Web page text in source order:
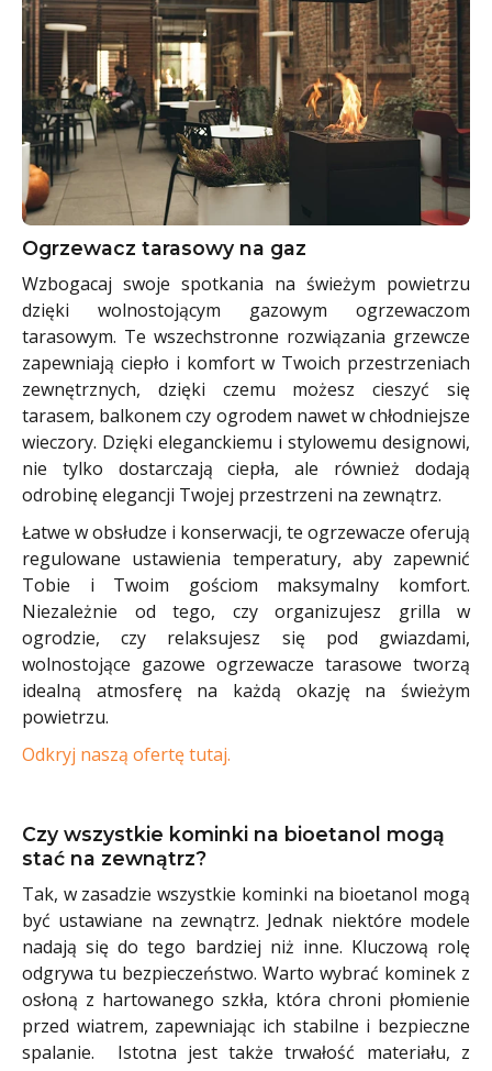
Ogrzewacz tarasowy na gaz
Wzbogacaj swoje spotkania na świeżym powietrzu
dzięki wolnostojącym gazowym ogrzewaczom
tarasowym. Te wszechstronne rozwiązania grzewcze
zapewniają ciepło i komfort w Twoich przestrzeniach
zewnętrznych, dzięki czemu możesz cieszyć się
tarasem, balkonem czy ogrodem nawet w chłodniejsze
wieczory. Dzięki eleganckiemu i stylowemu designowi,
nie tylko dostarczają ciepła, ale również dodają
odrobinę elegancji Twojej przestrzeni na zewnątrz.
Łatwe w obsłudze i konserwacji, te ogrzewacze oferują
regulowane ustawienia temperatury, aby zapewnić
Tobie i Twoim gościom maksymalny komfort.
Niezależnie od tego, czy organizujesz grilla w
ogrodzie, czy relaksujesz się pod gwiazdami,
wolnostojące gazowe ogrzewacze tarasowe tworzą
idealną atmosferę na każdą okazję na świeżym
powietrzu.
Odkryj naszą ofertę tutaj.
Czy wszystkie kominki na bioetanol mogą
stać na zewnątrz?
Tak, w zasadzie wszystkie kominki na bioetanol mogą
być ustawiane na zewnątrz. Jednak niektóre modele
nadają się do tego bardziej niż inne. Kluczową rolę
odgrywa tu bezpieczeństwo. Warto wybrać kominek z
osłoną z hartowanego szkła, która chroni płomienie
przed wiatrem, zapewniając ich stabilne i bezpieczne
spalanie. Istotna jest także trwałość materiału, z